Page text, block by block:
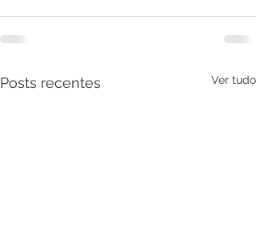
Posts recentes Ver tudo